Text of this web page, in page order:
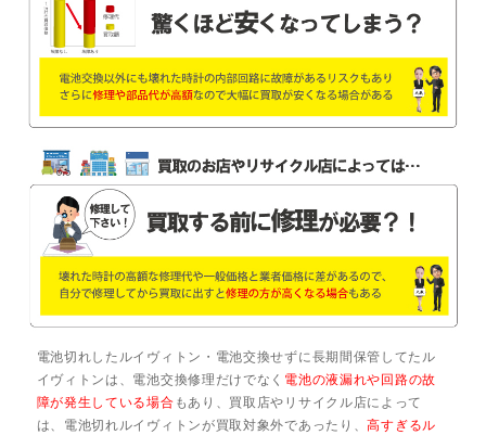
電池切れしたルイヴィトン・電池交換せずに長期間保管してたル
イヴィトンは、電池交換修理だけでなく 電池の液漏れや回路の故
障が発生している場合 もあり、買取店やリサイクル店によって
は、電池切れルイヴィトンが買取対象外であったり、高すぎるル